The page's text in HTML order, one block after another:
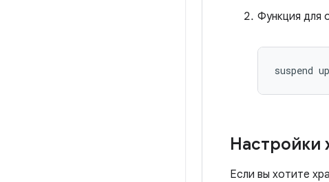
Функция для
suspend
Настройки
Если вы хотите